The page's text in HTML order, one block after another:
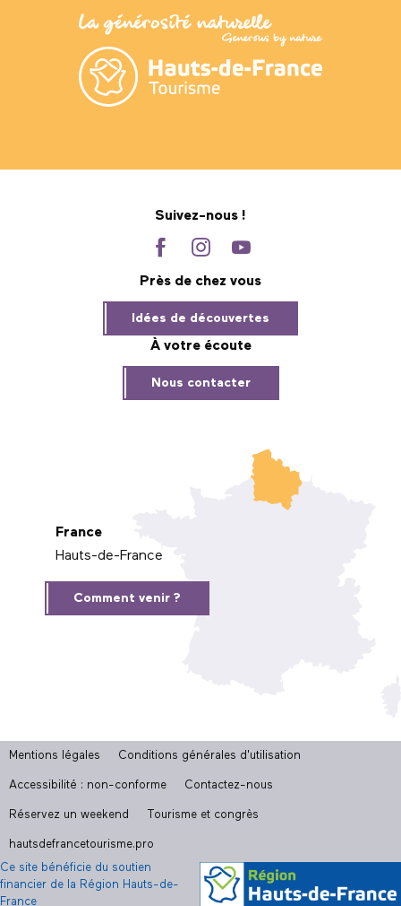
Suivez-nous !
Près de chez vous
Idées de découvertes
À votre écoute
Nous contacter
France
Hauts-de-France
Comment venir ?
Mentions légales Conditions générales d'utilisation
Accessibilité : non-conforme Contactez-nous
Réservez un weekend Tourisme et congrès
hautsdefrancetourisme.pro
Ce site bénéficie du soutien
financier de la Région Hauts-de-
France